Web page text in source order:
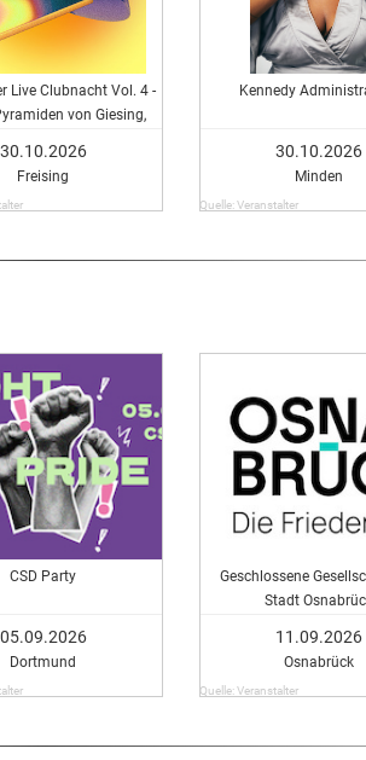
Live Clubnacht Vol. 4 -
von Giesing,
Aelem7
30.10.2026
Freising
Kennedy
30.10.2026
Minden
Quelle: Veranstalter
CSD Party
05.09.2026
Dortmund
Geschlossene
Stadt
11.09.2026
Osnabrück
Quelle: Veranstalter